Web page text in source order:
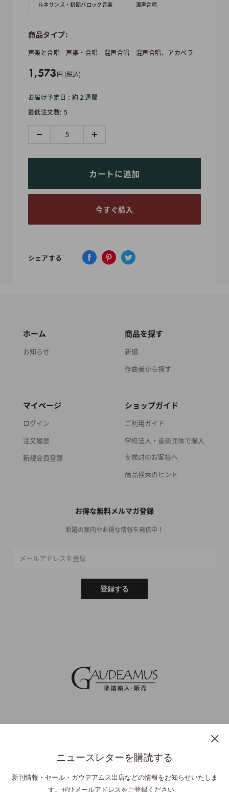
ニュースレターを購読する
新刊情報・セール・ガウデアムス出店などの情報をお知らせいたしま
す。ぜひメールアドレスをご登録ください。
ルネサンス・初期バロック音楽 混声合唱
商品タイプ:
声楽と合唱 声楽・合唱 混声合唱 混声合唱、アカペラ
販
価
格
1,573円 (税込)
お届け予定日 : 約２週間
最低注文数: 5
カートに追加
今すぐ購入
シェアする
ホーム
お知らせ
商品を探す
新譜
作曲者から探す
マイページ
ログイン
注文履歴
新規会員登録
ショップガイド
ご利用ガイド
学校法人・音楽団体で購入
を検討のお客様へ
商品検索のヒント
お得な無料メルマガ登録
新譜の案内やお得な情報を発信中！
メールアドレスを登録
登録する
プライバシーポリシー 特定商取引法表示 利用規約
お問い合わせ